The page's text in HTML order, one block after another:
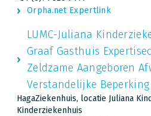
Orpha.net Expertlink
LUMC-Juliana
Graaf Gasthuis
Zeldzame Aangeboren
Verstandelijke Beperking
HagaZiekenhuis, locatie Juliana
Kinderziekenhuis